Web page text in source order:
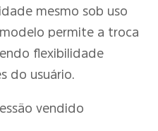
mesmo sob uso
permite a troca
flexibilidade
do usuário.
vendido